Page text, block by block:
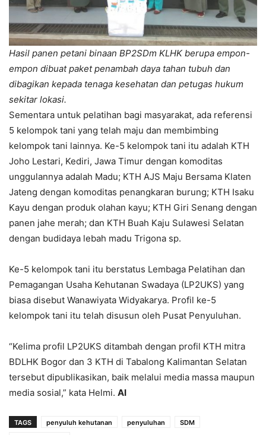
Hasil panen petani binaan BP2SDm KLHK berupa empon-
empon dibuat paket penambah daya tahan tubuh dan
dibagikan kepada tenaga kesehatan dan petugas hukum
sekitar lokasi.
Sementara untuk pelatihan bagi masyarakat, ada referensi
5 kelompok tani yang telah maju dan membimbing
kelompok tani lainnya. Ke-5 kelompok tani itu adalah KTH
Joho Lestari, Kediri, Jawa Timur dengan komoditas
unggulannya adalah Madu; KTH AJS Maju Bersama Klaten
Jateng dengan komoditas penangkaran burung; KTH Isaku
Kayu dengan produk olahan kayu; KTH Giri Senang dengan
panen jahe merah; dan KTH Buah Kaju Sulawesi Selatan
dengan budidaya lebah madu Trigona sp.
Ke-5 kelompok tani itu berstatus Lembaga Pelatihan dan
Pemagangan Usaha Kehutanan Swadaya (LP2UKS) yang
biasa disebut Wanawiyata Widyakarya. Profil ke-5
kelompok tani itu telah disusun oleh Pusat Penyuluhan.
“Kelima profil LP2UKS ditambah dengan profil KTH mitra
BDLHK Bogor dan 3 KTH di Tabalong Kalimantan Selatan
tersebut dipublikasikan, baik melalui media massa maupun
media sosial,” kata Helmi. AI
TAGS penyuluh kehutanan penyuluhan
SDM